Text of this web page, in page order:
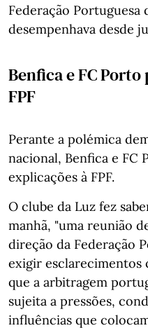
Federação Portuguesa
desempenhava desde
Benfica e FC
FPF
Perante a polémica
nacional, Benfica e FC
explicações à FPF.
O clube da Luz fez
manhã, "uma reunião
direção da Federação
exigir esclarecimentos
que a arbitragem
sujeita a pressões,
influências que